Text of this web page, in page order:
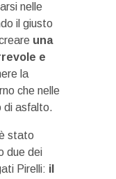
nelle
il giusto
una
e
la
che nelle
di asfalto.
stato
due dei
Pirelli: il